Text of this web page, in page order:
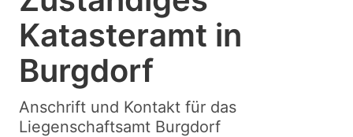
Katasteramt in
Burgdorf
Anschrift und Kontakt für das
Liegenschaftsamt Burgdorf